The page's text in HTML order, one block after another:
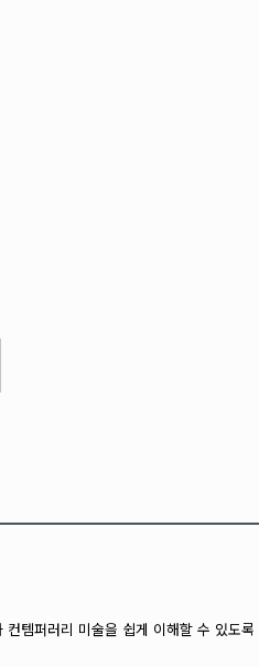
템퍼러리 미술을 쉽게 이해할 수 있도